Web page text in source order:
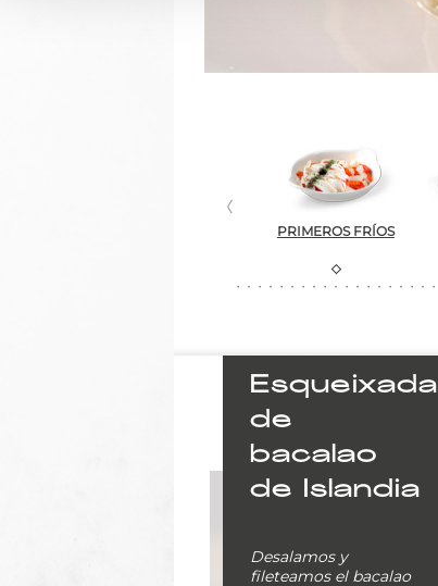
PRIMEROS FRÍOS
Esqueixada
de
bacalao
de Islandia
Desalamos y
fileteamos el bacalao